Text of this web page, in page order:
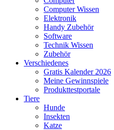
Computer Wissen
Elektronik
Handy Zubehör
Software
Technik Wissen
Zubehör
Verschiedenes
Gratis Kalender 2026
Meine Gewinnspiele
Produkttestportale
Tiere
Hunde
Insekten
Katze